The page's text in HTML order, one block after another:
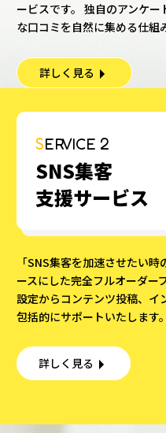
ービスです。 独自のアンケ
な口コミを自然に集める仕組
詳しく見る
SERVICE 2
SNS集客
支援サービス
「SNS集客を加速させたい
ースにした完全フルオーダー
設定からコンテンツ投稿、イ
包括的にサポートいたします。
詳しく見る